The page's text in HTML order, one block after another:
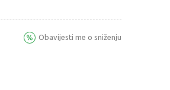
Obavijesti me o sniženju